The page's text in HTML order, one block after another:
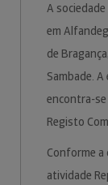
A sociedade
em
de
Sambade. A
encontra-
Registo
Conforme a
atividade